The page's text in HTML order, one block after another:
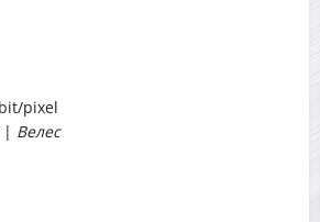
pixel
| Велес